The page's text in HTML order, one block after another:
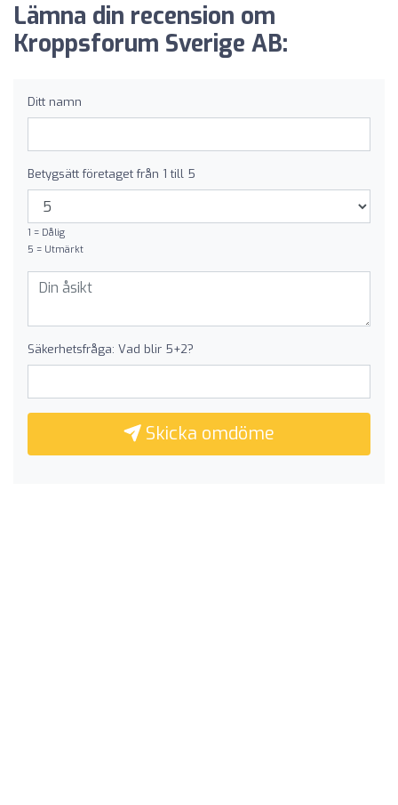
Lämna din recension om
Kroppsforum Sverige AB:
Ditt namn
Betygsätt företaget från 1 till 5
1 = Dålig
5 = Utmärkt
Säkerhetsfråga: Vad blir 5+2?
Skicka omdöme